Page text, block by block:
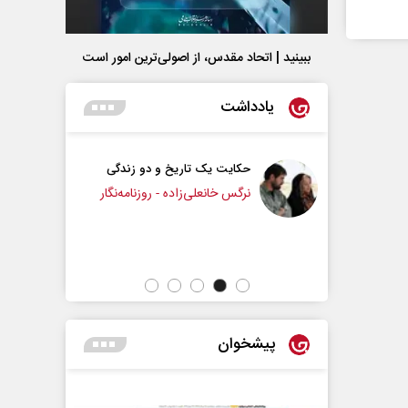
ببینید | اتحاد مقدس، از اصولی‌ترین امور است
یادداشت
یک تاریخ و دو زندگی
- روزنامه‌نگار
چرایی عقب‌نشینی ترامپ؟
پیشخوان